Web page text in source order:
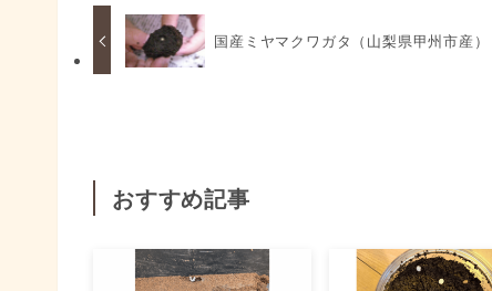
国産ミヤマクワガタ（山梨県甲州市産）
おすすめ記事